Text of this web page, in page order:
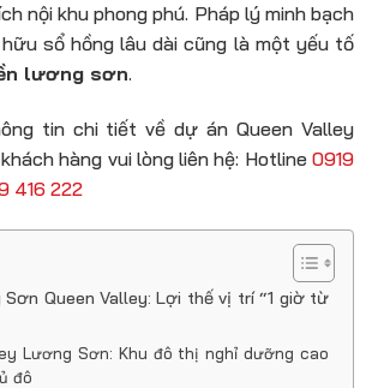
nội khu phong phú. Pháp lý minh bạch
sổ hồng lâu dài cũng là một yếu tố
lương sơn.
tin chi tiết về dự án Queen Valley
hàng vui lòng liên hệ: Hotline 0919
416 222
Queen Valley: Lợi thế vị trí “1 giờ từ
Lương Sơn: Khu đô thị nghỉ dưỡng cao
đô